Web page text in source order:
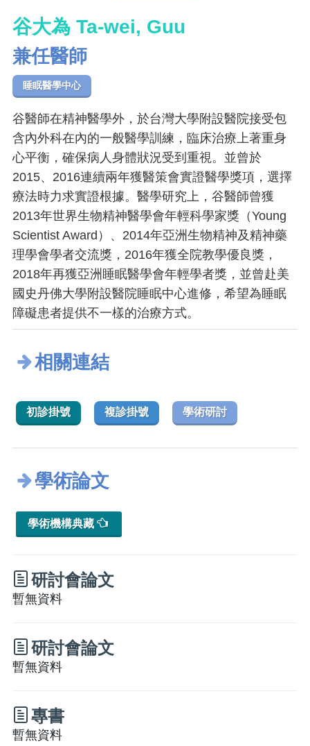
谷大為 Ta-wei, Guu
兼任醫師
睡眠醫學中心
谷醫師在精神醫學外，於台灣大學附設醫院接受包
含內外科在內的一般醫學訓練，臨床治療上著重身
心平衡，確保病人身體狀況受到重視。並曾於
2015、2016連續兩年獲醫策會實證醫學獎項，選擇
療法時力求實證根據。醫學研究上，谷醫師曾獲
2013年世界生物精神醫學會年輕科學家獎（Young
Scientist Award）、2014年亞洲生物精神及精神藥
理學會學者交流獎，2016年獲全院教學優良獎，
2018年再獲亞洲睡眠醫學會年輕學者獎，並曾赴美
國史丹佛大學附設醫院睡眠中心進修，希望為睡眠
障礙患者提供不一樣的治療方式。
相關連結
初診掛號 複診掛號 學術研討
學術論文
學術機構典藏
研討會論文
暫無資料
研討會論文
暫無資料
專書
暫無資料